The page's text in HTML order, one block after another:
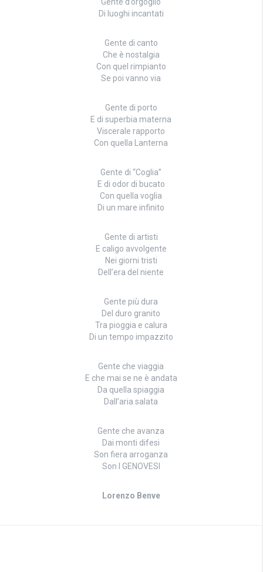
Di luoghi incantati
Gente di canto
Che è nostalgia
Con quel rimpianto
Se poi vanno via
Gente di porto
E di superbia materna
Viscerale rapporto
Con quella Lanterna
Gente di “Coglia”
E di odor di bucato
Con quella voglia
Di un mare infinito
Gente di artisti
E caligo avvolgente
Nei giorni tristi
Dell’era del niente
Gente più dura
Del duro granito
Tra pioggia e calura
Di un tempo impazzito
Gente che viaggia
E che mai se ne è andata
Da quella spiaggia
Dall’aria salata
Gente che avanza
Dai monti difesi
Son fiera arroganza
Son I GENOVESI
Lorenzo Benve